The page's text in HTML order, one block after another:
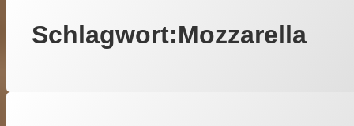
Schlagwort:Mozzarella